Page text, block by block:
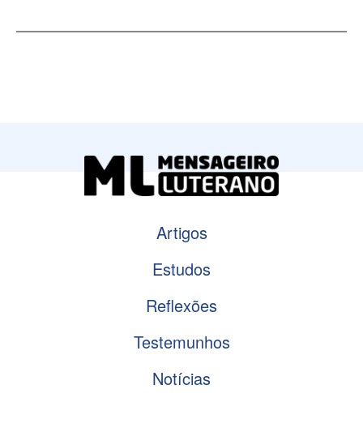
Artigos
Estudos
Reflexões
Testemunhos
Notícias